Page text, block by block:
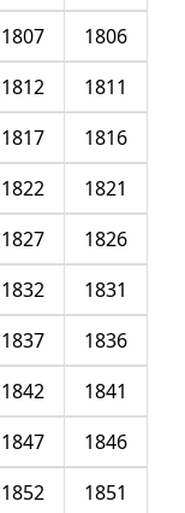
1806
1807
1811
1812
1816
1817
1821
1822
1826
1827
1831
1832
1836
1837
1841
1842
1846
1847
1851
1852